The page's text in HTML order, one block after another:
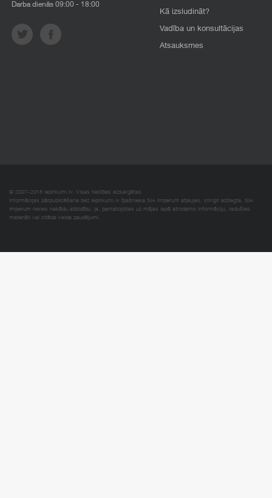
Darba dienās 09:00 - 18:00
Kā izsludināt?
Vadība un konsultācijas
Atsauksmes
© 2007–2018 Iepirkumi.lv. Visas tiesības aizsargātas.
Informācijas pārpublicēšana bez iepirkumi.lv īpašnieka SIA Imperum atļaujas, stingri aizliegta. SIA
Imperum nenes nekādu atbildību, ja, pamatojoties uz mājas lapā atrodamo informāciju, radušies
materiāli vai citāda veida zaudējumi.